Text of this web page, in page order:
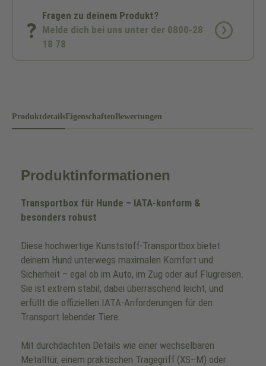
Fragen zu deinem Produkt?
Melde dich bei uns unter der 0800-28
18 78
ProduktdetailsEigenschaftenBewertungen
Produktinformationen
Transportbox für Hunde – IATA-konform &
besonders robust
Diese hochwertige Kunststoff-Transportbox bietet
deinem Hund unterwegs maximalen Komfort und
Sicherheit – egal ob im Auto, im Zug oder auf Flugreisen.
Sie ist extrem stabil, dabei überraschend leicht, und
erfüllt die offiziellen IATA-Anforderungen für den
Transport lebender Tiere.
Mit durchdachten Details wie einer wechselbaren
Metalltür, einem praktischen Tragegriff (XS–M) oder